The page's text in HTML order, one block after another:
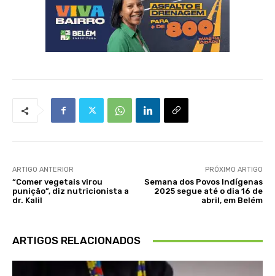
ARTIGO ANTERIOR
“Comer vegetais virou
punição”, diz nutricionista a
dr. Kalil
PRÓXIMO ARTIGO
Semana dos Povos Indígenas
2025 segue até o dia 16 de
abril, em Belém
ARTIGOS RELACIONADOS